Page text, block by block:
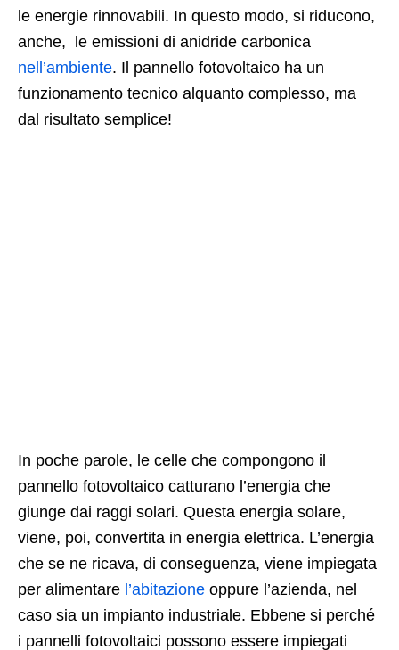
le energie rinnovabili. In questo modo, si riducono,
anche, le emissioni di anidride carbonica
nell’ambiente. Il pannello fotovoltaico ha un
funzionamento tecnico alquanto complesso, ma
dal risultato semplice!
In poche parole, le celle che compongono il
pannello fotovoltaico catturano l’energia che
giunge dai raggi solari. Questa energia solare,
viene, poi, convertita in energia elettrica. L’energia
che se ne ricava, di conseguenza, viene impiegata
per alimentare l’abitazione oppure l’azienda, nel
caso sia un impianto industriale. Ebbene si perché
i pannelli fotovoltaici possono essere impiegati